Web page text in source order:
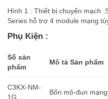
Hình 1 : Thiết bị chuyển mạch
Series hỗ trợ 4 module mạng
Phụ Kiện :
Số sản
phẩm
Mô tả Sản phẩm
C3KX-NM-
1G
Bốn mô-đun